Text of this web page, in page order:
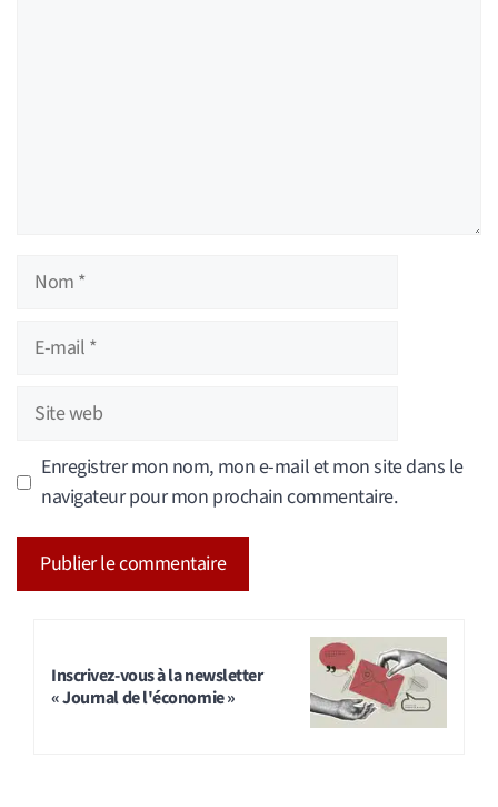
Nom
Site
web
Enregistrer mon nom, mon e-mail et mon site dans le
navigateur pour mon prochain commentaire.
Inscrivez-vous à la newsletter
« Journal de l'économie »